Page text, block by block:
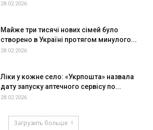
28.02.2026
Майже три тисячі нових сімей було
створено в Україні протягом минулого...
28.02.2026
Ліки у кожне село: «Укрпошта» назвала
дату запуску аптечного сервісу по...
28.02.2026
Загрузить больше